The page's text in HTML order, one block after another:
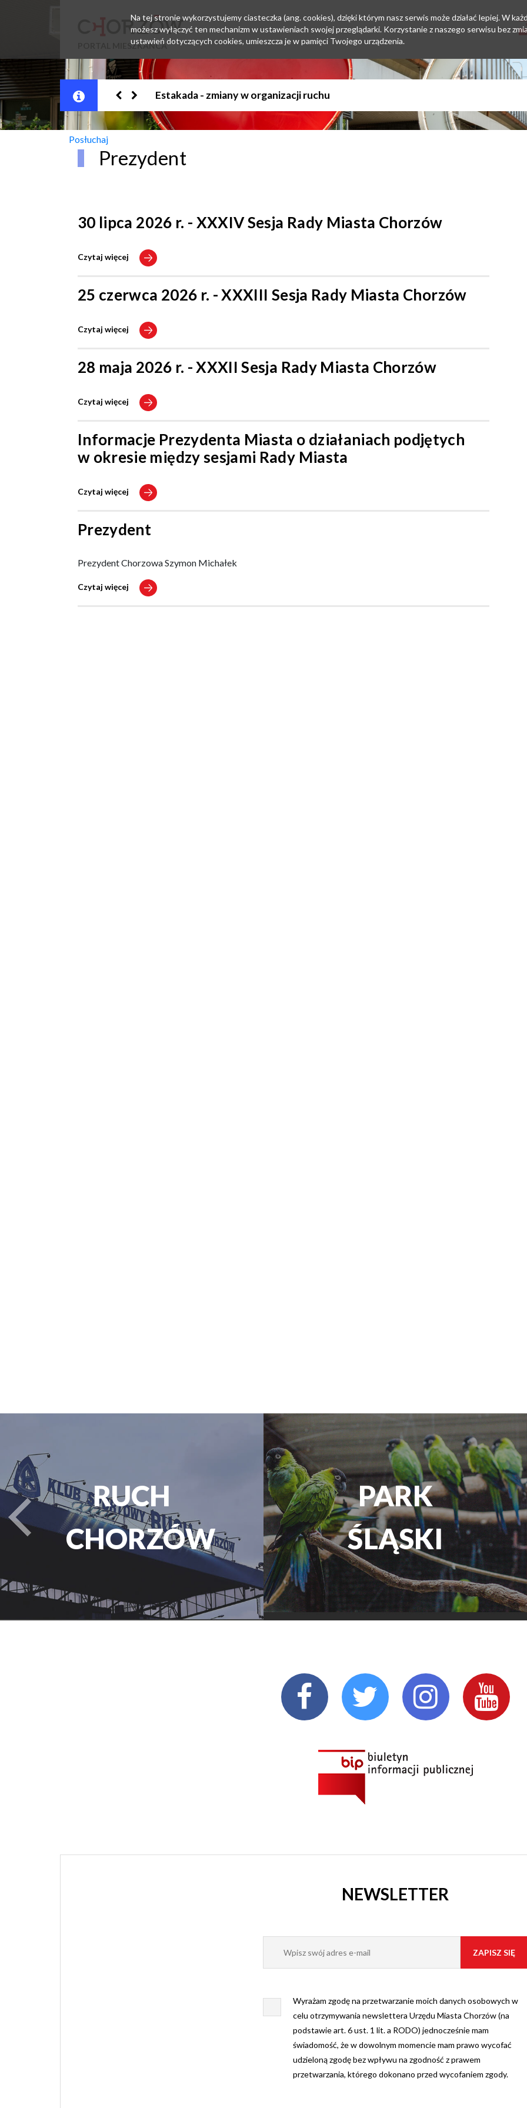
PORTAL MIESZKAŃCA
Jesteśmy w EZD
Posłuchaj
Prezydent
30 lipca 2026 r. - XXXIV Sesja Rady Miasta Chorzów
Czytaj więcej
25 czerwca 2026 r. - XXXIII Sesja Rady Miasta Chorzów
Czytaj więcej
28 maja 2026 r. - XXXII Sesja Rady Miasta Chorzów
Czytaj więcej
Informacje Prezydenta Miasta o działaniach podjętych
w okresie między sesjami Rady Miasta
Czytaj więcej
Prezydent
Prezydent Chorzowa Szymon Michałek
Czytaj więcej
PARK
ŚLĄSKI
TEATR
ROZRYWKI
turysta.Previous
NEWSLETTER
Wyrażam zgodę na przetwarzanie moich danych osobowych w
celu otrzymywania newslettera Urzędu Miasta Chorzów (na
podstawie art. 6 ust. 1 lit. a RODO) jednocześnie mam
świadomość, że w dowolnym momencie mam prawo wycofać
udzieloną zgodę bez wpływu na zgodność z prawem
przetwarzania, którego dokonano przed wycofaniem zgody.
Na tej stronie wykorzystujemy ciasteczka (ang. cookies), dzięki którym nasz serwis może działać lepiej. W
możesz wyłączyć ten mechanizm w ustawieniach swojej przeglądarki. Korzystanie z naszego serwisu bez
ustawień dotyczących cookies, umieszcza je w pamięci Twojego urządzenia.